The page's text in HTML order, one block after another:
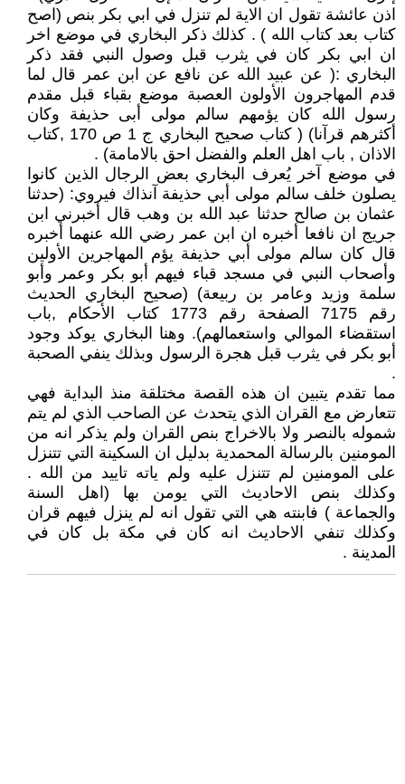
اذن عائشة تقول ان الاية لم تنزل في ابي بكر بنص (اصح
كتاب بعد كتاب الله ) . كذلك ذكر البخاري في موضع اخر
ان ابي بكر كان في يثرب قبل وصول النبي فقد ذكر
البخاري :( عن عبيد الله عن نافع عن ابن عمر قال لما
قدم المهاجرون الأولون العصبة موضع بقباء قبل مقدم
رسول الله كان يؤمهم سالم مولى أبى حذيفة وكان
أكثرهم قرآنا) ( كتاب صحيح البخاري ج 1 ص 170 ,كتاب
الاذان , باب اهل العلم والفضل احق بالامامة) .
في موضع آخر يُعرف البخاري بعض الرجال الذين كانوا
يصلون خلف سالم مولى أبي حذيفة آنذاك فيروي: (حدثنا
عثمان بن صالح حدثنا عبد الله بن وهب قال أخبرني ابن
جريج ان نافعا أخبره ان ابن عمر رضي الله عنهما أخبره
قال كان سالم مولى أبي حذيفة يؤم المهاجرين الأولين
وأصحاب النبي في مسجد قباء فيهم أبو بكر وعمر وأبو
سلمة وزيد وعامر بن ربيعة) (صحيح البخاري الحديث
رقم 7175 الصفحة رقم 1773 كتاب الأحكام ,باب
استقضاء الموالي واستعمالهم). وهنا البخاري يوكد وجود
أبو بكر في يثرب قبل هجرة الرسول وبذلك ينفي الصحبة
.
مما تقدم يتبين ان هذه القصة مختلقة منذ البداية فهي
تتعارض مع القران الذي يتحدث عن الصاحب الذي لم يتم
شموله بالنصر ولا بالاخراج بنص القران ولم يذكر انه من
المومنين بالرسالة المحمدية بدليل ان السكينة التي تتنزل
على المومنين لم تتنزل عليه ولم ياته تاييد من الله .
وكذلك بنص الاحاديث التي يومن بها (اهل السنة
والجماعة ) فابنته هي التي تقول انه لم ينزل فيهم قران
وكذلك تنفي الاحاديث انه كان في مكة بل كان في
المدينة .